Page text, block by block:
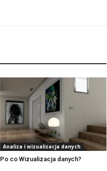
Analiza i wizualizacja danych
Po co Wizualizacja danych?